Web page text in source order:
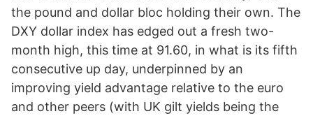
the pound and dollar bloc holding their own. The
DXY dollar index has edged out a fresh two-
month high, this time at 91.60, in what is its fifth
consecutive up day, underpinned by an
improving yield advantage relative to the euro
and other peers (with UK gilt yields being the